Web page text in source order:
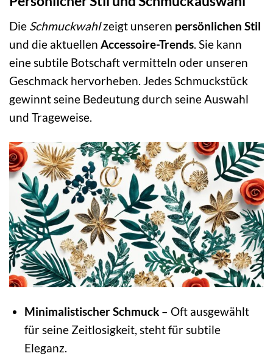
Die Schmuckwahlzeigt unseren persönlichen Stil
und die aktuellen Accessoire-Trends. Sie kann
eine subtile Botschaft vermitteln oder unseren
Geschmack hervorheben. Jedes Schmuckstück
gewinnt seine Bedeutung durch seine Auswahl
und Trageweise.
Minimalistischer Schmuck– Oft ausgewählt
für seine Zeitlosigkeit, steht für subtile
Eleganz.